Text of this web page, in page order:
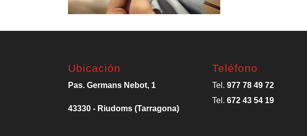
Ubicación
Pas. Germans Nebot, 1
43330 - Riudoms (Tarragona)
Teléfono
Tel. 977 78 49 72
Tel. 672 43 54 19